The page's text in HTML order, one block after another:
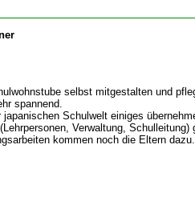
selbst mitgestalten und
spannend.
Schulwelt einiges
Verwaltung, Schulleitung)
kommen noch die Eltern dazu.